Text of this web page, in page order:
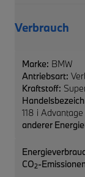
Verbrauch
Marke: BMW
Antriebsart:
Kraftstoff:
118 i
anderer
CO2-